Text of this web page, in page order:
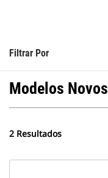
Filtrar Por
Modelos Novos
2 Resultados